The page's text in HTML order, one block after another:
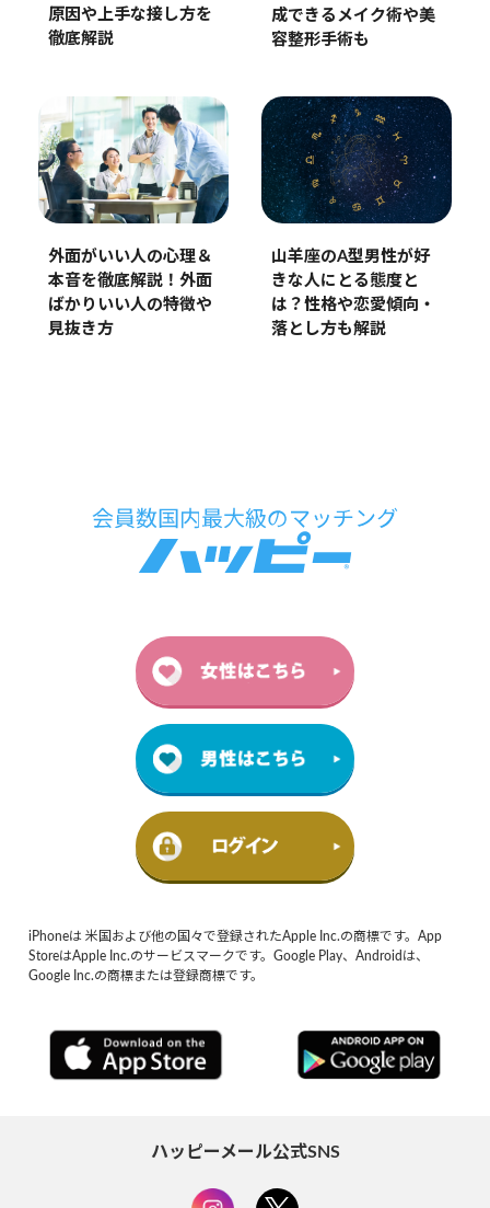
原因や上手な接し方を
徹底解説
成できるメイク術や美
容整形手術も
外面がいい人の心理＆
本音を徹底解説！外面
ばかりいい人の特徴や
見抜き方
山羊座のA型男性が好
きな人にとる態度と
は？性格や恋愛傾向・
落とし方も解説
iPhoneは 米国および他の国々で登録されたApple Inc.の商標です。App
StoreはApple Inc.のサービスマークです。Google Play、Androidは、
Google Inc.の商標または登録商標です。
ハッピーメール公式SNS